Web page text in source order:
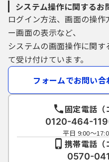
（4）利用者ID、パス
ん。なお、利用者ID
盗難に遭い、又は不
ったときは、速やかに
し、その指示に従っ
（5）利用者ID及びパ
に有効期限は設けな
者ID及びパスワード
場合は、構成団体の
（6）構成団体は、利
整理番号及びパスワ
使用して行われた手
これを行ったものと
とします。
システム操作に関するお
ログイン方法、画面の操
ー画面の表示など、
システムの画面操作に関
て受け付けています。
フォームでお問い合
固定電話（
0120-464-
平日 9:00～
携帯電話（
0570-